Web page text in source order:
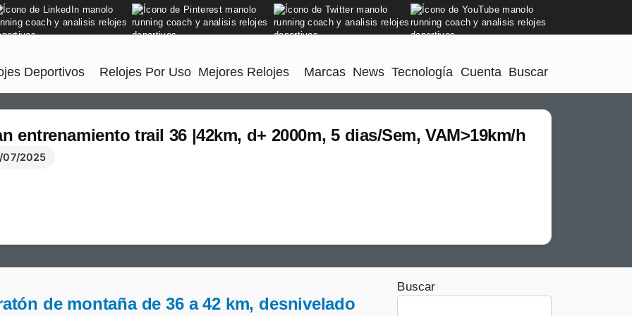
Deportivos Relojes Por Uso Mejores Relojes Marcas News Tecnología Cuenta Buscar
entrenamiento trail 36 |42km, d+ 2000m, 5 dias/Sem, VAM>19km/h
07/2025
de montaña de 36 a 42 km, desnivelado
Buscar